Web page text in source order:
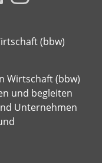
(bbw)
Wirtschaft (bbw)
und begleiten
Unternehmen